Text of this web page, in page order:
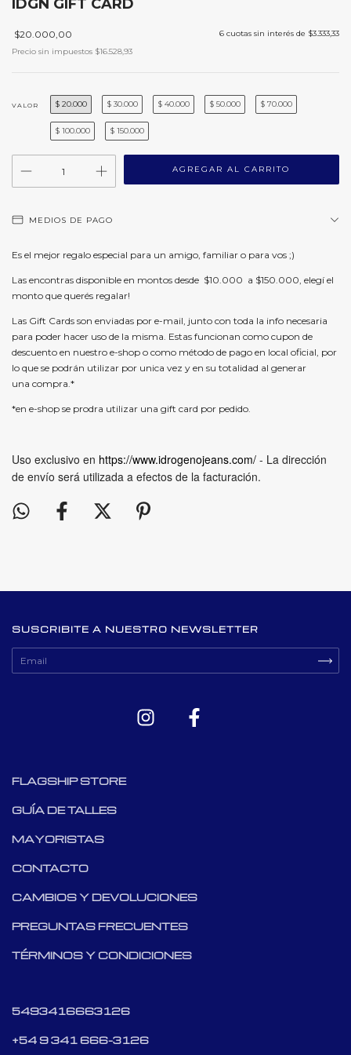
IDGN GIFT CARD
$20.000,00 6 cuotas sin interés de $3.333,33
Precio sin impuestos $16.528,93
VALOR $ 20.000 $ 30.000 $ 40.000 $ 50.000 $ 70.000
$ 100.000 $ 150.000
MEDIOS DE PAGO
Es el mejor regalo especial para un amigo, familiar o para vos ;)
Las encontras disponible en montos desde $10.000 a $150.000, elegí el
monto que querés regalar!
Las Gift Cards son enviadas por e-mail, junto con toda la info necesaria
para poder hacer uso de la misma. Estas funcionan como cupon de
descuento en nuestro e-shop o como método de pago en local oficial, por
lo que se podrán utilizar por unica vez y en su totalidad al generar
una compra.*
*en e-shop se prodra utilizar una gift card por pedido.
Uso exclusivo en https://www.idrogenojeans.com/ - La dirección
de envío será utilizada a efectos de la facturación.
SUSCRIBITE A NUESTRO NEWSLETTER
FLAGSHIP STORE
GUÍA DE TALLES
MAYORISTAS
CONTACTO
CAMBIOS Y DEVOLUCIONES
PREGUNTAS FRECUENTES
TÉRMINOS Y CONDICIONES
5493416663126
+54 9 341 666-3126